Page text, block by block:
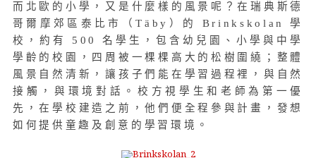
而北歐的小學，又是什麼樣的風景呢？在瑞典斯德
哥爾摩郊區泰比市（Täby）的 Brinkskolan 學
校，約有 500 名學生，包含幼兒園、小學與中學
學齡的校園，四周被一棵棵高大的松樹圍繞；整體
風景自然清新，讓孩子們能在學習過程裡，與自然
接觸，與環境對話。校方視學生和老師為第一優
先，在學校建造之前，他們便全程參與計畫，發想
如何提供童趣及創意的學習環境。